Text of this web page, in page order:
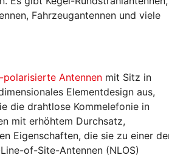
Fahrzeugantennen und viele
polarisierte Antennen mit Sitz in
Elementdesign aus,
die drahtlose Kommelefonie in
mit erhöhtem Durchsatz,
Eigenschaften, die sie zu einer
of-Site-Antennen (NLOS)